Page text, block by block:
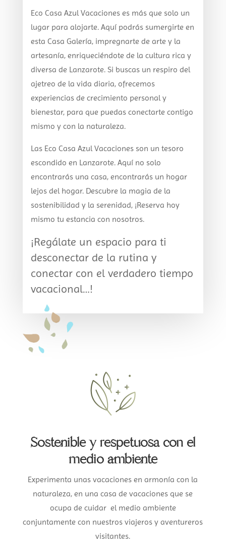
Eco Casa Azul Vacaciones es más que solo un
lugar para alojarte. Aquí podrás sumergirte en
esta Casa Galería, impregnarte de arte y la
artesanía, enriqueciéndote de la cultura rica y
diversa de Lanzarote. Si buscas un respiro del
ajetreo de la vida diaria, ofrecemos
experiencias de crecimiento personal y
bienestar, para que puedas conectarte contigo
mismo y con la naturaleza.
Las Eco Casa Azul Vacaciones son un tesoro
escondido en Lanzarote. Aquí no solo
encontrarás una casa, encontrarás un hogar
lejos del hogar. Descubre la magia de la
sostenibilidad y la serenidad, ¡Reserva hoy
mismo tu estancia con nosotros.
¡Regálate un espacio para ti
desconectar de la rutina y
conectar con el verdadero tiempo
vacacional…!
Sostenible y respetuosa con el
medio ambiente
Experimenta unas vacaciones en armonía con la
naturaleza, en una casa de vacaciones que se
ocupa de cuidar el medio ambiente
conjuntamente con nuestros viajeros y aventureros
visitantes.